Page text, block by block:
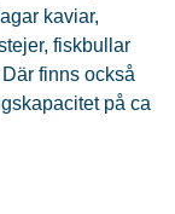
kaviar,
fiskbullar
finns också
på ca